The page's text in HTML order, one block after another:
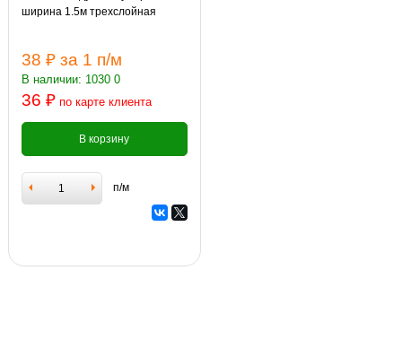
ширина 1.5м трехслойная
38 ₽ за 1 п/м
В наличии: 1030 0
36 ₽ по карте клиента
В корзину
п/м